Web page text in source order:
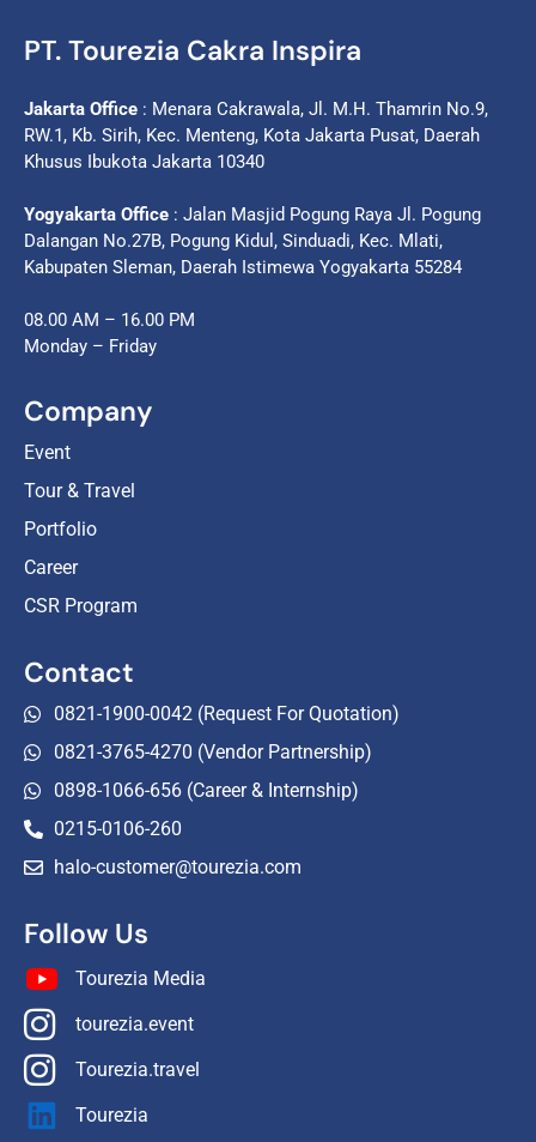
PT. Tourezia Cakra Inspira
Jakarta Office : Menara Cakrawala, Jl. M.H. Thamrin No.9,
RW.1, Kb. Sirih, Kec. Menteng, Kota Jakarta Pusat, Daerah
Khusus Ibukota Jakarta 10340
Yogyakarta Office : Jalan Masjid Pogung Raya Jl. Pogung
Dalangan No.27B, Pogung Kidul, Sinduadi, Kec. Mlati,
Kabupaten Sleman, Daerah Istimewa Yogyakarta 55284
08.00 AM – 16.00 PM
Monday – Friday
Company
Event
Tour & Travel
Portfolio
Career
CSR Program
Contact
0821-1900-0042 (Request For Quotation)
0821-3765-4270 (Vendor Partnership)
0898-1066-656 (Career & Internship)
0215-0106-260
halo-customer@tourezia.com
Follow Us
Tourezia Media
tourezia.event
Tourezia.travel
Tourezia